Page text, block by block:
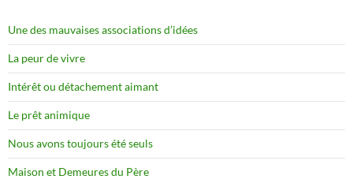
Une des mauvaises associations d’idées
La peur de vivre
Intérêt ou détachement aimant
Le prêt animique
Nous avons toujours été seuls
Maison et Demeures du Père